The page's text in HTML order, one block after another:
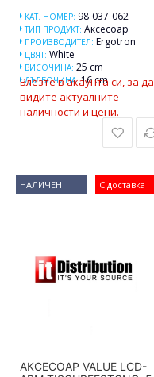
КАТ. НОМЕР: 98-037-062
ТИП ПРОДУКТ: Аксесоар
ПРОИЗВОДИТЕЛ: Ergotron
ЦВЯТ: White
ВИСОЧИНА: 25 cm
ДЪЛБОЧИНА:16 cm
Влезте в акаунта си, за да
видите актуалните
наличности и цени.
С доставка
НАЛИЧЕН
АКСЕСОАР VALUE LCD-